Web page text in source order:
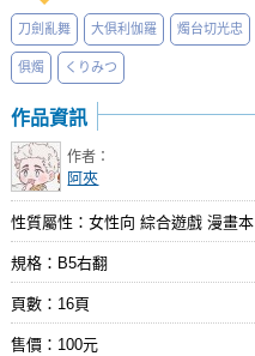
刀劍亂舞 大俱利伽羅 燭台切光忠
俱燭 くりみつ
作品資訊
作者：
阿夾
性質屬性：女性向 綜合遊戲 漫畫本
規格：B5右翻
頁數：16頁
售價：100元